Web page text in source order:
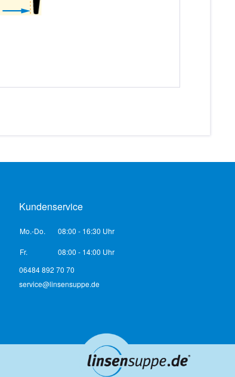
Kundenservice
Mo.-Do. 08:00 - 16:30 Uhr
Fr.
08:00 - 14:00 Uhr
06484 892 70 70
service@linsensuppe.de